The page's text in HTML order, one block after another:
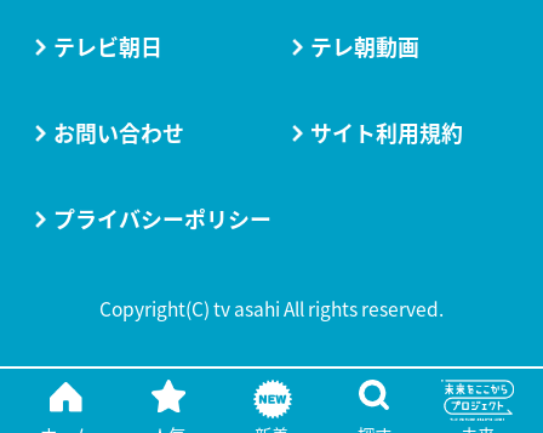
テレビ朝日 テレ朝動画
お問い合わせ サイト利用規約
プライバシーポリシー
Copyright(C) tv asahi All rights reserved.